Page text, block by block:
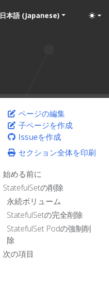
日本語 (Japanese)
ページの編集
子ページを作成
Issueを作成
セクション全体を印刷
始める前に
StatefulSetの削除
永続ボリューム
StatefulSetの完全削除
StatefulSet Podの強制削
除
次の項目